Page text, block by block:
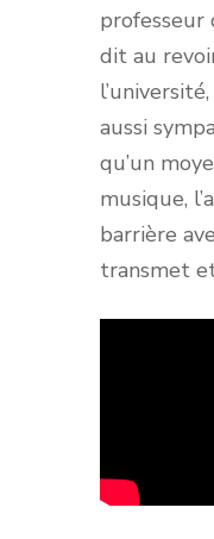
professeur
dit au
aussi
qu’un
musique,
barrière
transmet